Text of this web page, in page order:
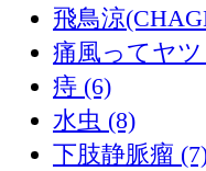
飛鳥涼
痛風ってヤツ
痔 (6)
水虫 (8)
下肢静脈瘤